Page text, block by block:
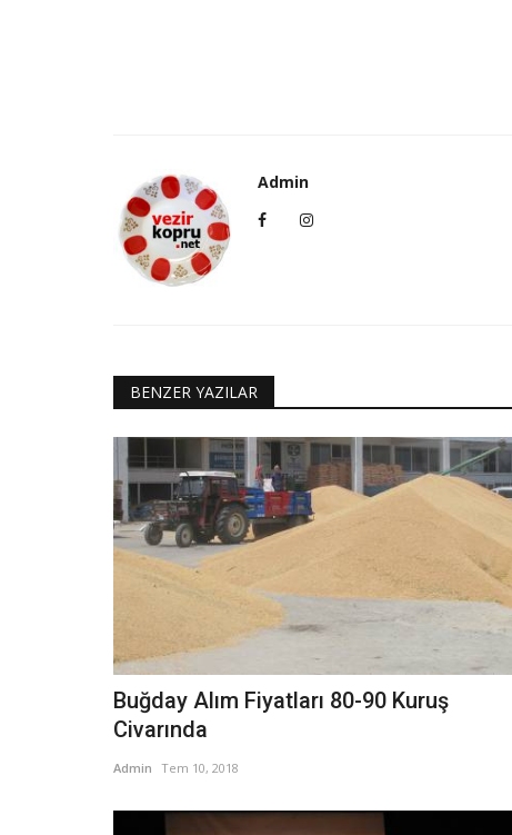
Admin
BENZER YAZILAR
Buğday Alım Fiyatları 80-90 Kuruş
Civarında
Admin Tem 10, 2018